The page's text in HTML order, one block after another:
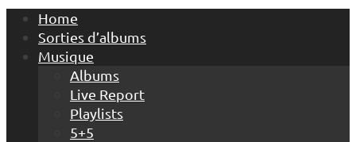
Home
Sorties d’albums
Musique
Albums
Live Report
Playlists
5+5